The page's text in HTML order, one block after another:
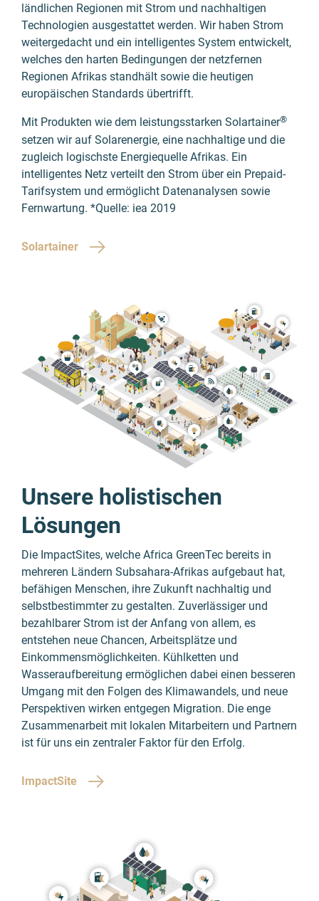
ländlichen Regionen mit Strom und nachhaltigen
Technologien ausgestattet werden. Wir haben Strom
weitergedacht und ein intelligentes System entwickelt,
welches den harten Bedingungen der netzfernen
Regionen Afrikas standhält sowie die heutigen
europäischen Standards übertrifft.
Mit Produkten wie dem leistungsstarken Solartainer®
setzen wir auf Solarenergie, eine nachhaltige und die
zugleich logischste Energiequelle Afrikas. Ein
intelligentes Netz verteilt den Strom über ein Prepaid-
Tarifsystem und ermöglicht Datenanalysen sowie
Fernwartung. *Quelle: iea 2019
Solartainer
Unsere holistischen
Lösungen
Die ImpactSites, welche Africa GreenTec bereits in
mehreren Ländern Subsahara-Afrikas aufgebaut hat,
befähigen Menschen, ihre Zukunft nachhaltig und
selbstbestimmter zu gestalten. Zuverlässiger und
bezahlbarer Strom ist der Anfang von allem, es
entstehen neue Chancen, Arbeitsplätze und
Einkommensmöglichkeiten. Kühlketten und
Wasseraufbereitung ermöglichen dabei einen besseren
Umgang mit den Folgen des Klimawandels, und neue
Perspektiven wirken entgegen Migration. Die enge
Zusammenarbeit mit lokalen Mitarbeitern und Partnern
ist für uns ein zentraler Faktor für den Erfolg.
ImpactSite